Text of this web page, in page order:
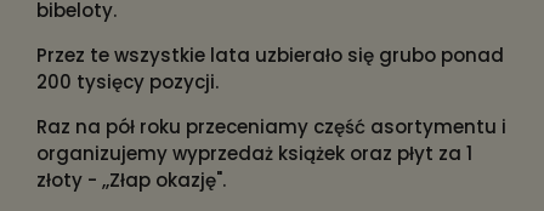
bibeloty.
Przez te wszystkie lata uzbierało się grubo ponad
200 tysięcy pozycji.
Raz na pół roku przeceniamy część asortymentu i
organizujemy wyprzedaż książek oraz płyt za 1
złoty - ,,Złap okazję".